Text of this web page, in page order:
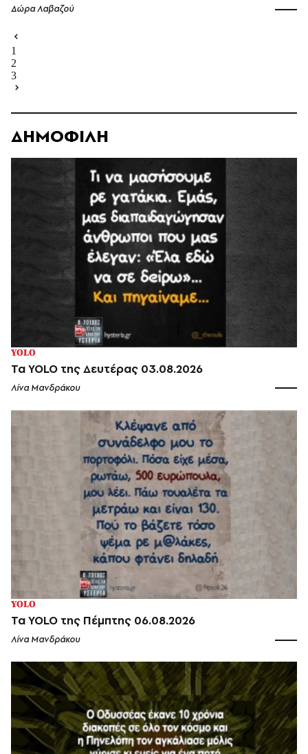
Δώρα Λαβαζού
1
2
3
ΔΗΜΟΦΙΛΗ
YOLO
Τα YOLO της Δευτέρας 03.08.2026
Λίνα Μανδράκου
YOLO
Τα YOLO της Πέμπτης 06.08.2026
Λίνα Μανδράκου